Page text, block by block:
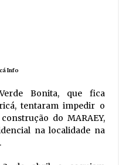
Info
Bonita, que fica
tentaram impedir o
do MARAEY,
na localidade na